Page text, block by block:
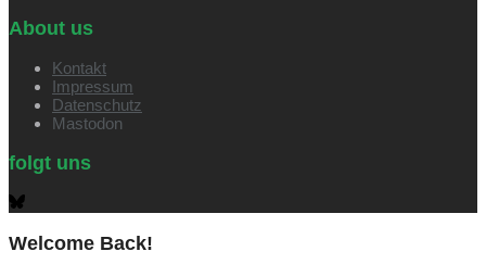
About us
Kontakt
Impressum
Datenschutz
Mastodon
folgt uns
Welcome Back!